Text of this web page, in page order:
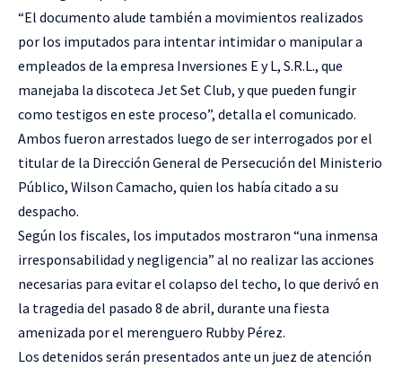
“El documento alude también a movimientos realizados
por los imputados para intentar intimidar o manipular a
empleados de la empresa Inversiones E y L, S.R.L., que
manejaba la discoteca Jet Set Club, y que pueden fungir
como testigos en este proceso”, detalla el comunicado.
Ambos fueron arrestados luego de ser interrogados por el
titular de la Dirección General de Persecución del Ministerio
Público, Wilson Camacho, quien los había citado a su
despacho.
Según los fiscales, los imputados mostraron “una inmensa
irresponsabilidad y negligencia” al no realizar las acciones
necesarias para evitar el colapso del techo, lo que derivó en
la tragedia del pasado 8 de abril, durante una fiesta
amenizada por el merenguero Rubby Pérez.
Los detenidos serán presentados ante un juez de atención